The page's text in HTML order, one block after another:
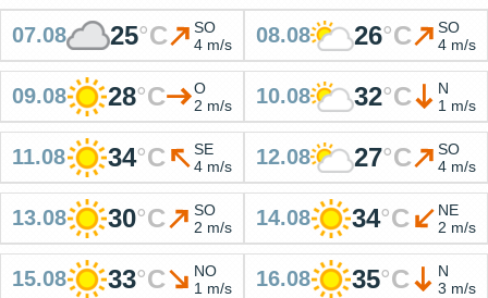
07.08 25°C
SO
4 m/s
08.08 26°C
SO
4 m/s
09.08 28°C
O
2 m/s
10.08 32°C
N
1 m/s
11.08 34°C
SE
4 m/s
12.08 27°C
SO
4 m/s
13.08 30°C
SO
2 m/s
14.08 34°C
NE
2 m/s
15.08 33°C
NO
1 m/s
16.08 35°C
N
3 m/s